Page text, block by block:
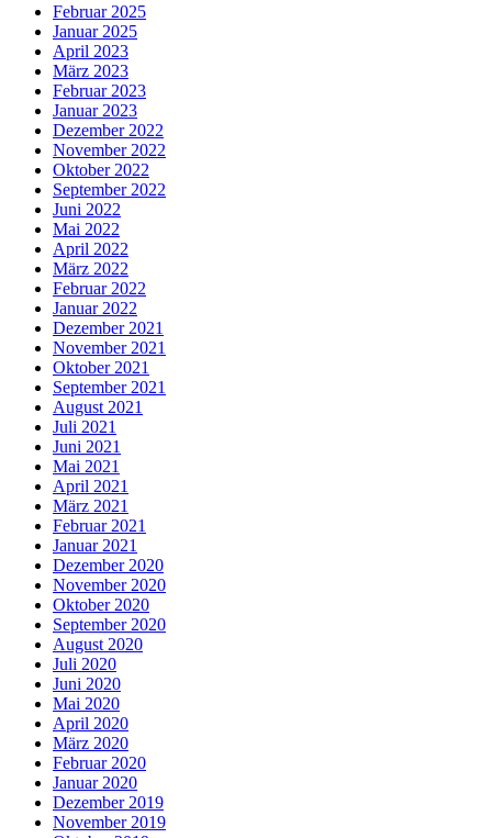
Februar 2025
Januar 2025
April 2023
März 2023
Februar 2023
Januar 2023
Dezember 2022
November 2022
Oktober 2022
September 2022
Juni 2022
Mai 2022
April 2022
März 2022
Februar 2022
Januar 2022
Dezember 2021
November 2021
Oktober 2021
September 2021
August 2021
Juli 2021
Juni 2021
Mai 2021
April 2021
März 2021
Februar 2021
Januar 2021
Dezember 2020
November 2020
Oktober 2020
September 2020
August 2020
Juli 2020
Juni 2020
Mai 2020
April 2020
März 2020
Februar 2020
Januar 2020
Dezember 2019
November 2019